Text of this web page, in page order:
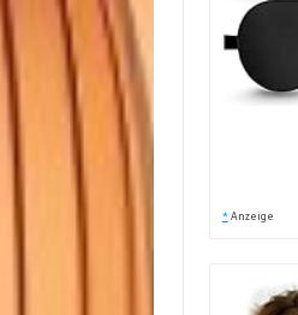
* Anzeige